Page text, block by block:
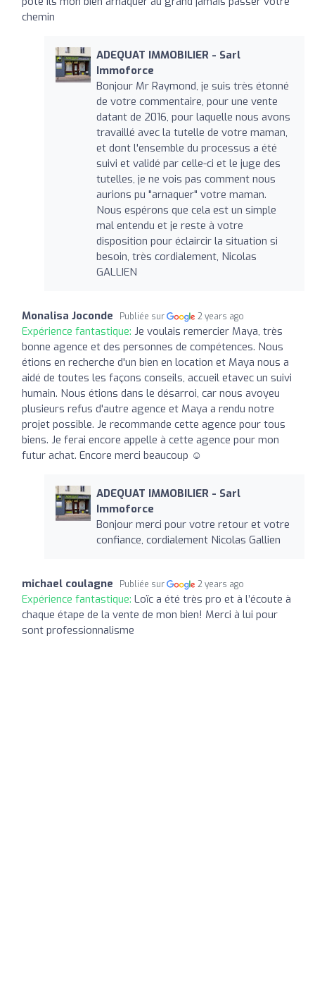
chemin
ADEQUAT IMMOBILIER - Sarl
Immoforce
Bonjour Mr Raymond, je suis très étonné
de votre commentaire, pour une vente
datant de 2016, pour laquelle nous avons
travaillé avec la tutelle de votre maman,
et dont l'ensemble du processus a été
suivi et validé par celle-ci et le juge des
tutelles, je ne vois pas comment nous
aurions pu "arnaquer" votre maman.
Nous espérons que cela est un simple
mal entendu et je reste à votre
disposition pour éclaircir la situation si
besoin, très cordialement, Nicolas
GALLIEN
Monalisa Joconde Publiée sur 2 years ago
Expérience fantastique: Je voulais remercier Maya, très
bonne agence et des personnes de compétences. Nous
étions en recherche d'un bien en location et Maya nous a
aidé de toutes les façons conseils, accueil etavec un suivi
humain. Nous étions dans le désarroi, car nous avoyeu
plusieurs refus d'autre agence et Maya a rendu notre
projet possible. Je recommande cette agence pour tous
biens. Je ferai encore appelle à cette agence pour mon
futur achat. Encore merci beaucoup ☺️
ADEQUAT IMMOBILIER - Sarl
Immoforce
Bonjour merci pour votre retour et votre
confiance, cordialement Nicolas Gallien
michael coulagne Publiée sur 2 years ago
Expérience fantastique: Loïc a été très pro et à l’écoute à
chaque étape de la vente de mon bien! Merci à lui pour
sont professionnalisme